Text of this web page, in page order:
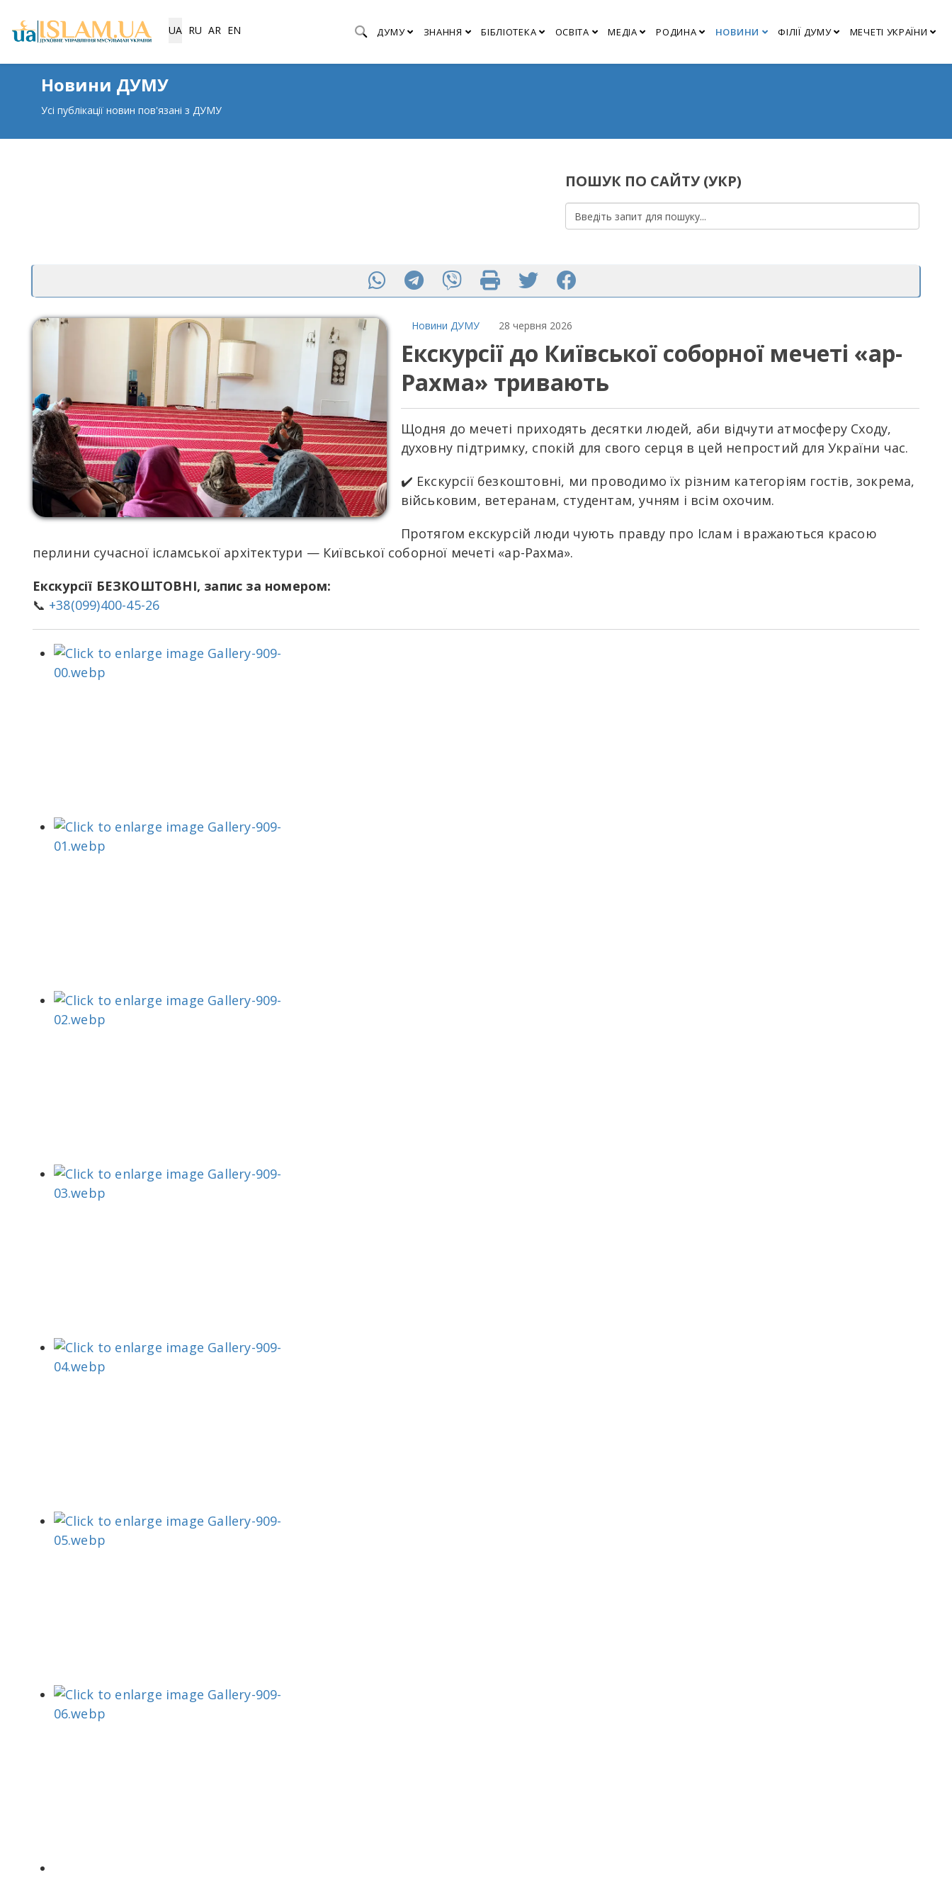
Виберіть свою мову
UA RU AR EN ДУМУ ЗНАННЯ БІБЛІОТЕКА ОСВІТА МЕДІА РОДИНА НОВИНИ ФІЛІЇ ДУМУ МЕЧЕТІ УКРАЇНИ
Новини ДУМУ
Усі публікації новин пов'язані з ДУМУ
ПОШУК ПО САЙТУ (УКР)
Новини ДУМУ 28 червня 2026
Екскурсії до Київської соборної мечеті «ар-
Рахма» тривають
Щодня до мечеті приходять десятки людей, аби відчути атмосферу Сходу,
духовну підтримку, спокій для свого серця в цей непростий для України час.
✔️ Екскурсії безкоштовні, ми проводимо їх різним категоріям гостів, зокрема,
військовим, ветеранам, студентам, учням і всім охочим.
Протягом екскурсій люди чують правду про Іслам і вражаються красою
перлини сучасної ісламської архітектури — Київської соборної мечеті «ар-Рахма».
Екскурсії БЕЗКОШТОВНІ, запис за номером:
📞 +38(099)400-45-26